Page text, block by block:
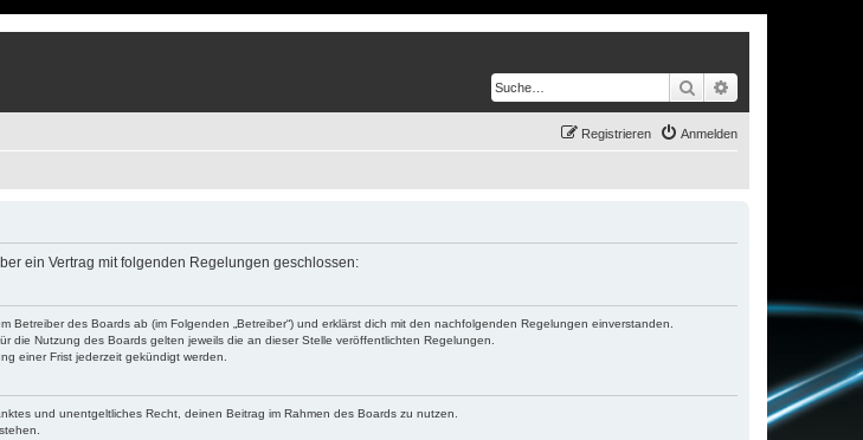
Suche
Anmelden
Registrieren
ein Vertrag mit folgenden Regelungen geschlossen:
Betreiber des Boards ab (im Folgenden „Betreiber“) und erklärst dich mit den nachfolgenden Regelungen einverstanden.
Nutzung des Boards gelten jeweils die an dieser Stelle veröffentlichten Regelungen.
einer Frist jederzeit gekündigt werden.
und unentgeltliches Recht, deinen Beitrag im Rahmen des Boards zu nutzen.